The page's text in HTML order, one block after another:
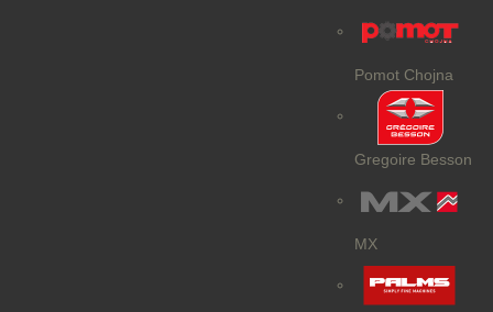
Pomot Chojna
Gregoire Besson
MX